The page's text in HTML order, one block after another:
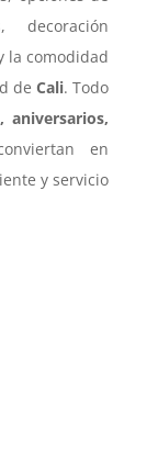
decoración
la comodidad
deCali. Todo
aniversarios,
en
y servicio